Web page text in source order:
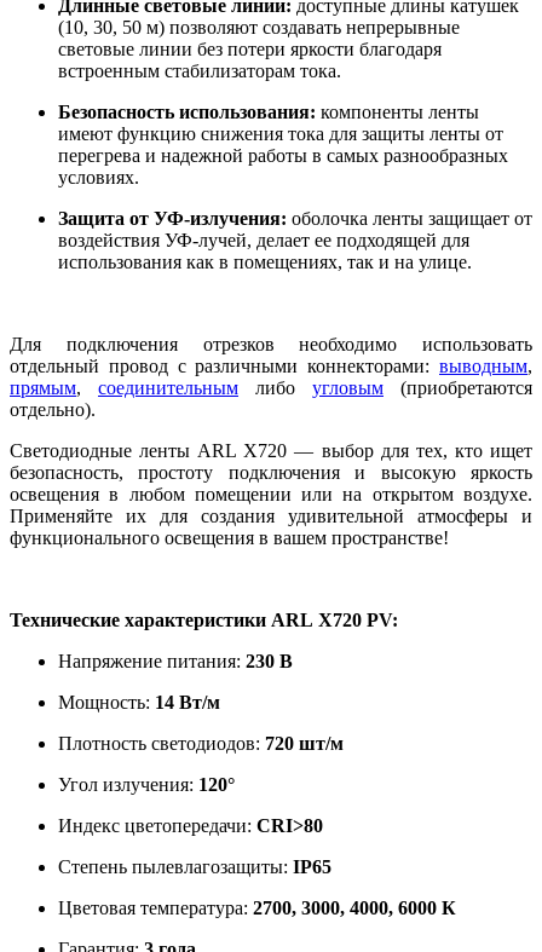
Длинные световые линии: доступные длины катушек
(10, 30, 50 м) позволяют создавать непрерывные
световые линии без потери яркости благодаря
встроенным стабилизаторам тока.
Безопасность использования: компоненты ленты
имеют функцию снижения тока для защиты ленты от
перегрева и надежной работы в самых разнообразных
условиях.
Защита от УФ-излучения: оболочка ленты защищает от
воздействия УФ-лучей, делает ее подходящей для
использования как в помещениях, так и на улице.
Для подключения отрезков необходимо использовать
отдельный провод с различными коннекторами: выводным,
прямым, соединительным либо угловым (приобретаются
отдельно).
Светодиодные ленты ARL X720 — выбор для тех, кто ищет
безопасность, простоту подключения и высокую яркость
освещения в любом помещении или на открытом воздухе.
Применяйте их для создания удивительной атмосферы и
функционального освещения в вашем пространстве!
Технические характеристики ARL X720 PV:
Напряжение питания: 230 В
Мощность: 14 Вт/м
Плотность светодиодов: 720 шт/м
Угол излучения: 120°
Индекс цветопередачи: CRI>80
Степень пылевлагозащиты: IP65
Цветовая температура: 2700, 3000, 4000, 6000 К